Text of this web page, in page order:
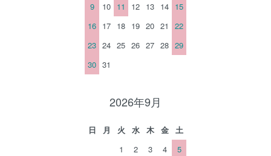
9
10 11 12 13 14 15
16 17 18 19 20 21
22
23 24 25 26 27 28 29
30 31
2026年9月
日 月 火 水 木 金
土
1
2 3 4
5